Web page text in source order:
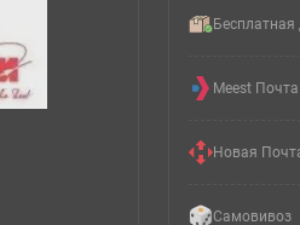
Бесплатная
Meest Почта
Новая
Самовивоз